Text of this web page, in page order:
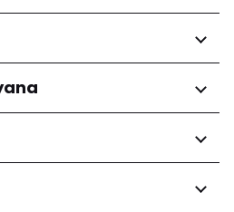
de Cayenne